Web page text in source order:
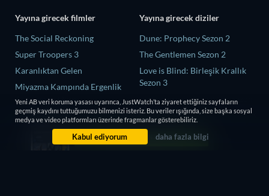
Yayına girecek filmler
The Social Reckoning
Super Troopers 3
Karanlıktan Gelen
Miyazma Kampında Ergenlik
Arzuları ve Ölüm
Cleaner
Yayına girecek diziler
Dune: Prophecy Sezon 2
The Gentlemen Sezon 2
Love is Blind: Birleşik Krallık
Sezon 3
Ricky Gervais Alley Cats Sezon
1
Operation Safed Sagar Sezon 1
Yeni AB veri koruma yasası uyarınca, JustWatch’ta ziyaret ettiğiniz sayfaların
geçmiş kaydını tuttuğumuzu bilmenizi isteriz. Bu veriler ışığında, size başka sosyal
medya ve video platformları üzerinde fragmanlar gösterebiliriz.
Kabul ediyorum daha fazla bilgi